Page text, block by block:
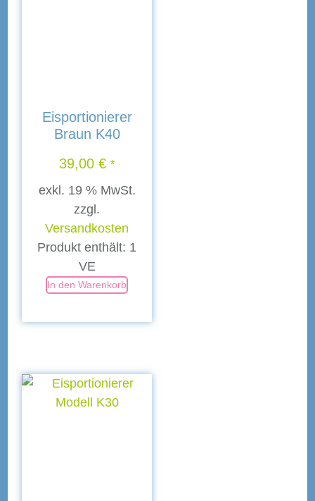
Eisportionierer
Braun K40
39,00€ *
exkl. 19 % MwSt.
zzgl.
Versandkosten
Produkt enthält: 1
VE
In den Warenkorb